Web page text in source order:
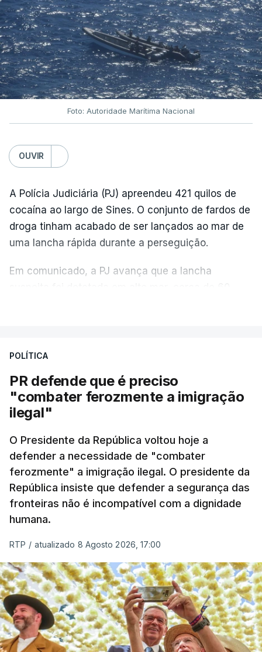
Foto: Autoridade Marítima Nacional
OUVIR
A Polícia Judiciária (PJ) apreendeu 421 quilos de
cocaína ao largo de Sines. O conjunto de fardos de
droga tinham acabado de ser lançados ao mar de
uma lancha rápida durante a perseguição.
Em comunicado, a PJ avança que a lancha
desencadeando uma ação de prevenção
articulação com a Marinha, a Autoridade Marítima
Nacional e a Força Aérea.
apreendida mais cocaína até ao momento de que
em todo o ano de 2025.
A ação de prevenção visa a deteção em alto mar
de embarcações de alta velocidade (EAV) que
utilizam a costa nacional para o tráfico de droga.
c/ Lusa
POLÍTICA
PR defende que é preciso
"combater ferozmente a imigração
ilegal"
O Presidente da República voltou hoje a
defender a necessidade de "combater
ferozmente" a imigração ilegal. O presidente da
República insiste que defender a segurança das
fronteiras não é incompatível com a dignidade
humana.
RTP / atualizado 8 Agosto 2026, 17:00